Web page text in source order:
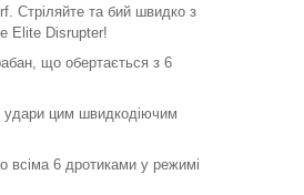
Стріляйте та бий швидко з
Elite Disrupter!
що обертається з 6
удари цим швидкодіючим
всіма 6 дротиками у режимі